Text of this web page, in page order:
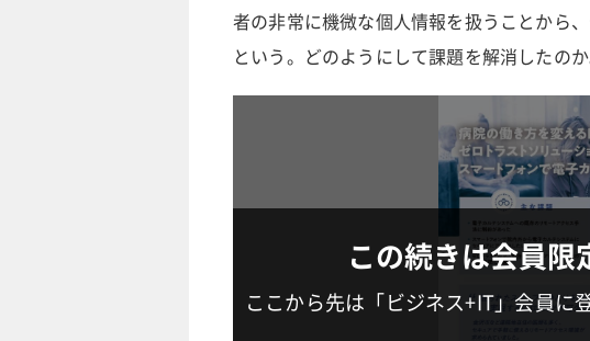
者の非常に機微な個人情報を扱うことから
という。どのようにして課題を解消したの
この続きは会員限
ここから先は「ビジネス+IT」会員に